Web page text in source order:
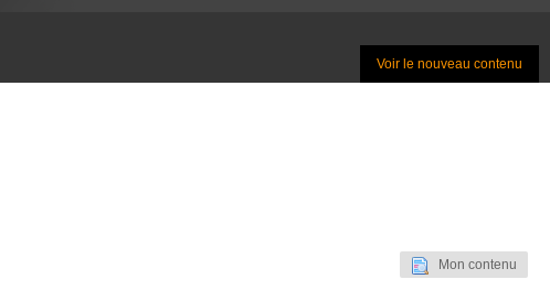
Voir le nouveau contenu
Mon contenu